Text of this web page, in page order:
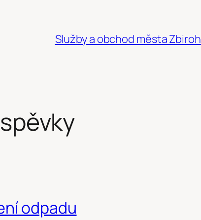
Služby a obchod města Zbiroh
odpadu